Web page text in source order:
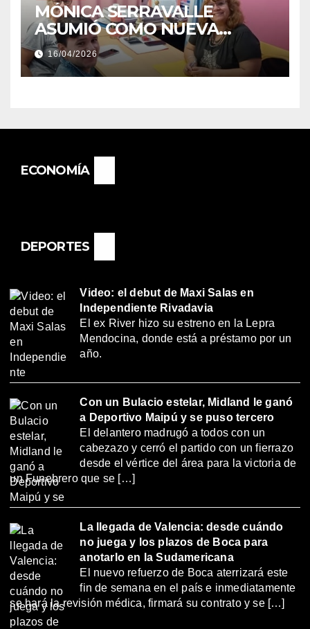
MÓNICA SERRAVALLE
ASUMIÓ COMO NUEVA
DIRECTORA DEL E.E.S. N° 82
«RENÉ FAVALORO» DE
BASAIL.
16/04/2026
ECONOMÍA
DEPORTES
Video: el debut de Maxi Salas en
Independiente Rivadavia
El ex River hizo su estreno en la Lepra
Mendocina, donde está a préstamo por un
año.
Con un Bulacio estelar, Midland le ganó
a Deportivo Maipú y se puso tercero
El delantero madrugó a todos con un
cabezazo y cerró el partido con un fierrazo
desde el vértice del área para la victoria de
un Funebrero que se […]
La llegada de Valencia: desde cuándo
no juega y los plazos de Boca para
anotarlo en la Sudamericana
El nuevo refuerzo de Boca aterrizará este
fin de semana en el país e inmediatamente
se hará la revisión médica, firmará su contrato y se […]